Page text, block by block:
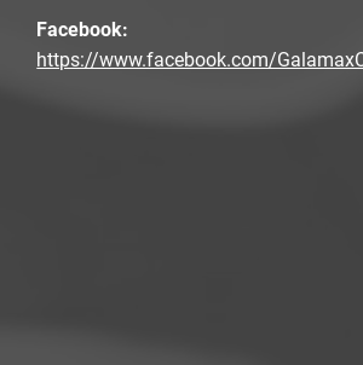
Facebook:
https://www.facebook.com/